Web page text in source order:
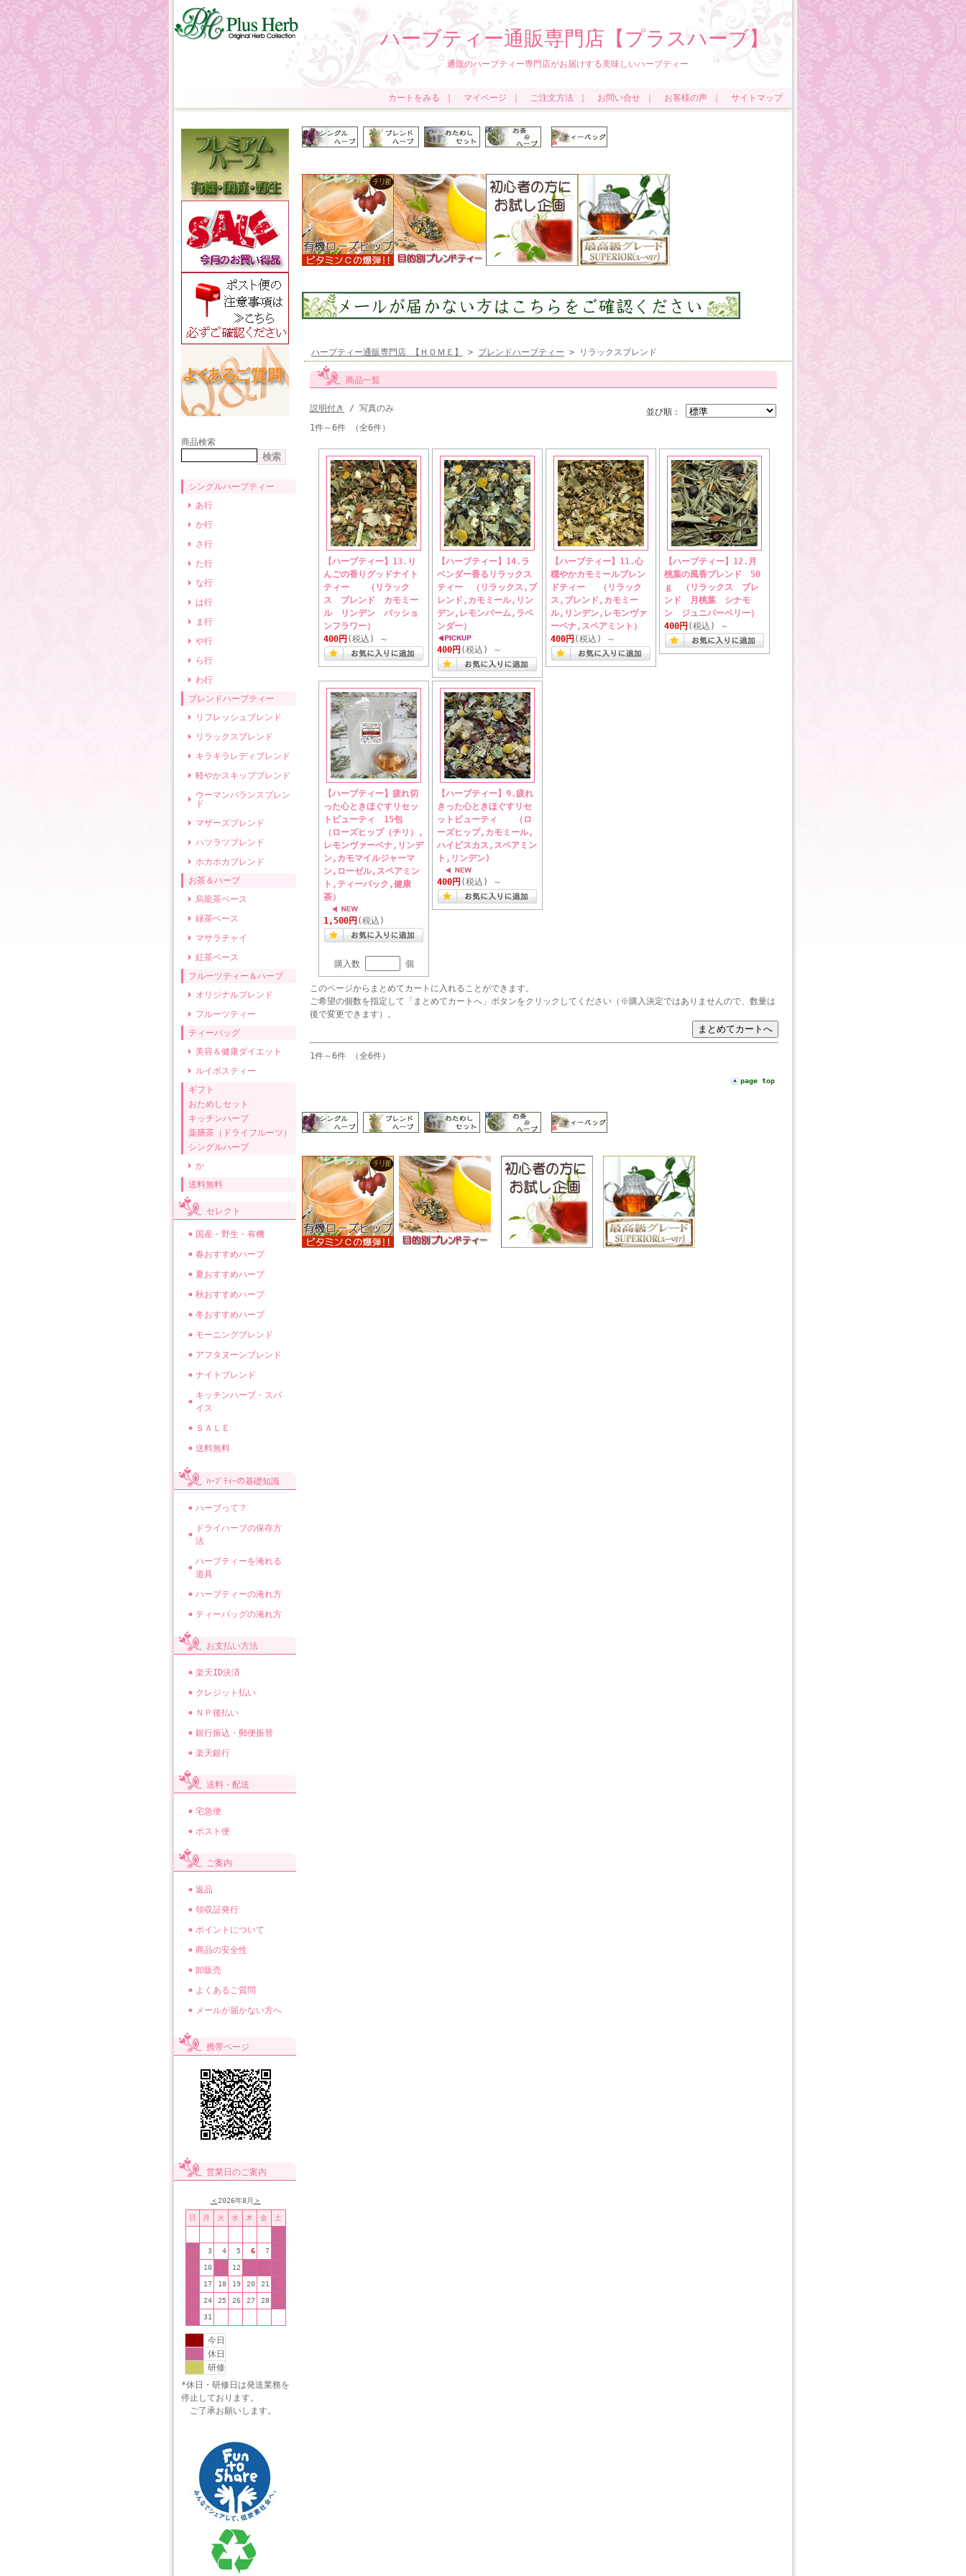
ハーブティー通販専門店【プラスハーブ】
通販のハーブティー専門店がお届けする美味しいハーブティー
カートをみる マイページ ご注文方法 お問い合せ お客様の声 サイトマップ
商品検索
シングルハーブティー
あ行
か行
さ行
た行
な行
は行
ま行
や行
ら行
わ行
ブレンドハーブティー
リフレッシュブレンド
リラックスブレンド
キラキラレディブレンド
軽やかスキップブレンド
ウーマンバランスブレン
ド
マザーズブレンド
ハツラツブレンド
ホカホカブレンド
お茶＆ハーブ
烏龍茶ベース
緑茶ベース
マサラチャイ
紅茶ベース
フルーツティー＆ハーブ
オリジナルブレンド
フルーツティー
ティーバッグ
美容＆健康ダイエット
ルイボスティー
ギフト
おためしセット
キッチンハーブ
薬膳茶（ドライフルーツ）
シングルハーブ
か
送料無料
セレクト
国産・野生・有機
春おすすめハーブ
夏おすすめハーブ
秋おすすめハーブ
冬おすすめハーブ
モーニングブレンド
アフタヌーンブレンド
ナイトブレンド
キッチンハーブ・スパ
イス
ＳＡＬＥ
送料無料
ﾊｰﾌﾞﾃｨｰの基礎知識
ハーブって？
ドライハーブの保存方
法
ハーブティーを淹れる
道具
ハーブティーの淹れ方
ティーバッグの淹れ方
お支払い方法
楽天ID決済
クレジット払い
ＮＰ後払い
銀行振込・郵便振替
楽天銀行
送料・配送
宅急便
ポスト便
ご案内
返品
領収証発行
ポイントについて
商品の安全性
卸販売
よくあるご質問
メールが届かない方へ
携帯ページ
営業日のご案内
＜2026年8月 ＞
日 月 火 水 木 金 土
1
2 3 4 5 6 7 8
9 10 11 12 13 14 15
16 17 18 19 20 21 22
23 24 25 26 27 28 29
30 31
今日
休日
研修
*休日・研修日は発送業務を
停止しております。
ご了承お願いします。
ハーブティー通販専門店 【ＨＯＭＥ】 > ブレンドハーブティー > リラックスブレンド
商品一覧
並び順：
説明付き
/ 写真のみ
1件～6件 （全6件）
【ハーブティー】13.り
んごの香りグッドナイト
ティー （リラック
ス ブレンド カモミー
ル リンデン パッショ
ンフラワー）
400円 (税込) ～
【ハーブティー】14.ラ
ベンダー香るリラックス
ティー （リラックス,ブ
レンド,カモミール,リン
デン,レモンバーム,ラベ
ンダー）
400円 (税込) ～
【ハーブティー】11.心
穏やかカモミールブレン
ドティー （リラック
ス,ブレンド,カモミー
ル,リンデン,レモンヴァ
ーベナ,スペアミント）
400円 (税込) ～
【ハーブティー】12.月
桃葉の風香ブレンド 50
ｇ （リラックス ブレ
ンド 月桃葉 シナモ
ン ジュニパーベリー）
400円 (税込) ～
【ハーブティー】疲れ切
った心ときほぐすリセッ
トビューティ 15包
（ローズヒップ（チリ）,
レモンヴァーベナ,リンデ
ン,カモマイルジャーマ
ン,ローゼル,スペアミン
ト,ティーバック,健康
茶）
1,500円 (税込)
購入数 個
【ハーブティー】9.疲れ
きった心ときほぐすリセ
ットビューティ （ロ
ーズヒップ,カモミール,
ハイビスカス,スペアミン
ト,リンデン)
400円 (税込) ～
このページからまとめてカートに入れることができます。
ご希望の個数を指定して「まとめてカートへ」ボタンをクリックしてください（※購入決定ではありませんので、数量は
後で変更できます）。
1件～6件 （全6件）
page top